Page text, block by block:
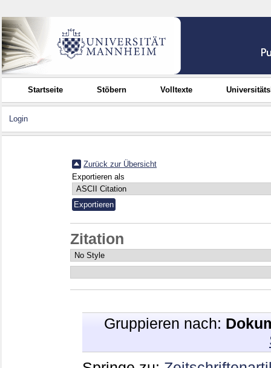
Startseite Stöbern Volltexte
Login
Zurück zur Übersicht
Exportieren als
Zitation
Gruppieren nach: